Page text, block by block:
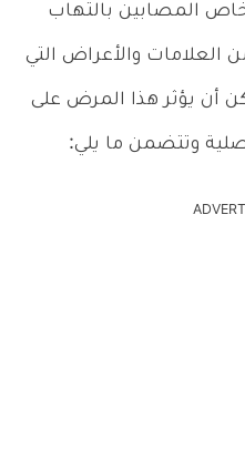
من الأشخاص المصابين بالتهاب
العلامات والأعراض التي
أن يؤثر هذا المرض على
وتتضمن ما يلي: